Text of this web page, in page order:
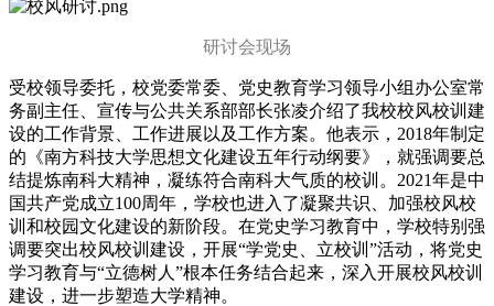
研讨会现场
受校领导委托，校党委常委、党史教育学习领导小组办公室常
务副主任、宣传与公共关系部部长张凌介绍了我校校风校训建
设的工作背景、工作进展以及工作方案。他表示，2018年制定
的《南方科技大学思想文化建设五年行动纲要》，就强调要总
结提炼南科大精神，凝练符合南科大气质的校训。2021年是中
国共产党成立100周年，学校也进入了凝聚共识、加强校风校
训和校园文化建设的新阶段。在党史学习教育中，学校特别强
调要突出校风校训建设，开展“学党史、立校训”活动，将党史
学习教育与“立德树人”根本任务结合起来，深入开展校风校训
建设，进一步塑造大学精神。